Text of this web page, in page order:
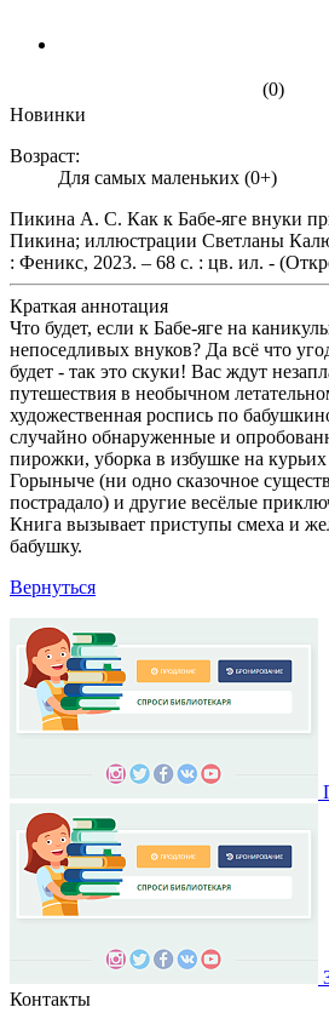
(0)
Новинки
Возраст:
Для самых маленьких (0+)
Пикина А. С. Как к Бабе-яге внуки
Пикина; иллюстрации Светланы
: Феникс, 2023. – 68 с. : цв. ил. -
Краткая аннотация
Что будет, если к Бабе-яге на
непоседливых внуков? Да всё что
будет - так это скуки! Вас ждут
путешествия в необычном
художественная роспись по
случайно обнаруженные и
пирожки, уборка в избушке на
Горыныче (ни одно сказочное
пострадало) и другие весёлые
Книга вызывает приступы смеха и
бабушку.
Вернуться
Контакты